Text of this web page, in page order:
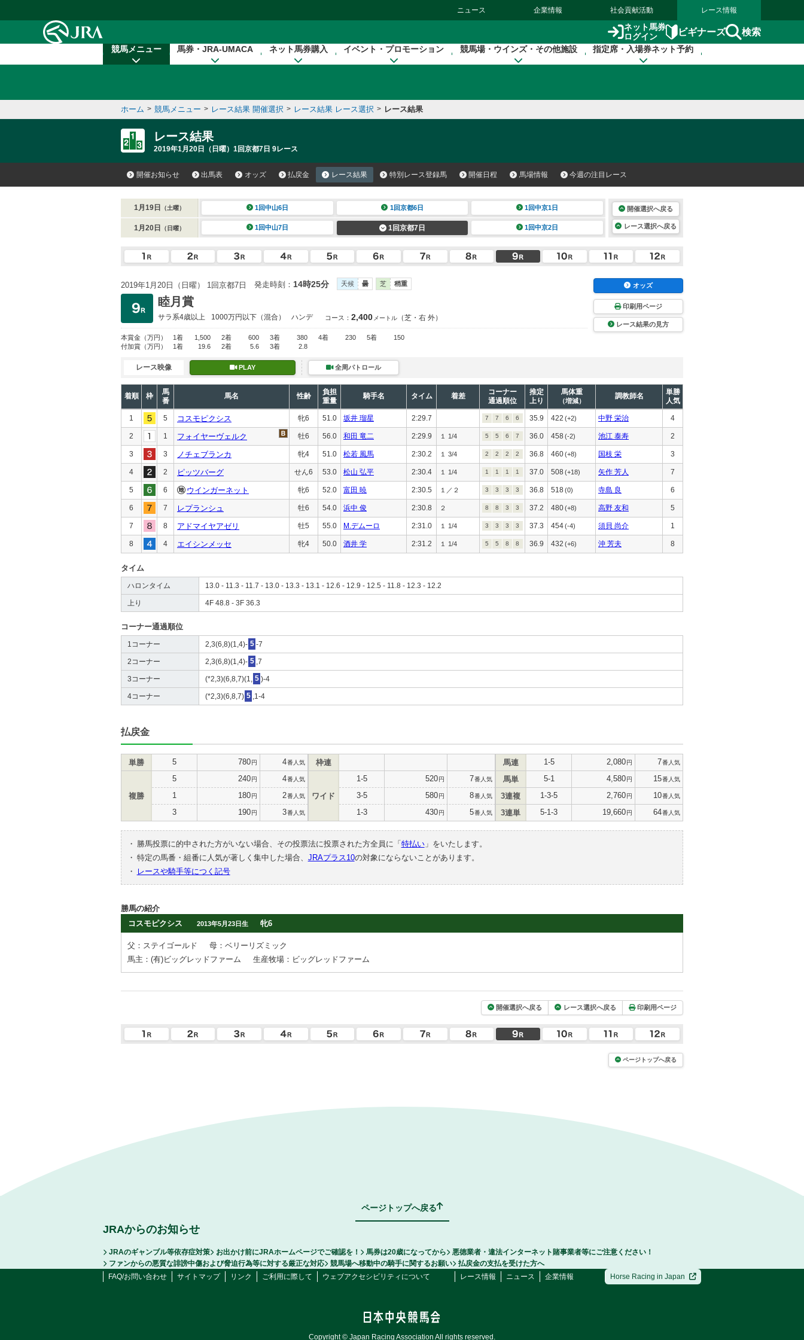
ニュース 企業情報 社会貢献活動 レース情報
ネット馬券
ログイン
ビギナーズ 検索
競馬メニュー 馬券・JRA-UMACA ネット馬券購入 イベント・プロモーション 競馬場・ウインズ・その他施設 指定席・入場券ネット予約
ホーム > 競馬メニュー > レース結果 開催選択 > レース結果 レース選択 > レース結果
レース結果
2019年1月20日（日曜）1回京都7日 9レース
開催お知らせ 出馬表 オッズ 払戻金 レース結果 特別レース登録馬 開催日程 馬場情報 今週の注目レース
1月19日 （土曜） 1回中山6日 1回京都6日 1回中京1日
1月20日 （日曜） 1回中山7日 1回京都7日 1回中京2日
開催選択へ戻る
レース選択へ戻る
2019年1月20日（日曜） 1回京都7日 発走時刻： 14時25分 天候 曇 芝 稍重
睦月賞
サラ系4歳以上 1000万円以下 （混合） ハンデ コース： 2,400 メートル （芝・右 外）
本賞金 （万円） 1着 1,500 2着 600 3着 380 4着 230 5着
150
付加賞 （万円） 1着 19.6 2着 5.6 3着 2.8
オッズ
印刷用ページ
レース結果の見方
レース映像 PLAY 全周パトロール
着順 枠
馬
番
馬名 性齢
負担
重量
騎手名 タイム 着差
コーナー
通過順位
推定
上り
馬体重
（増減）
調教師名
単勝
人気
1 5 コスモピクシス 牝6 51.0 坂井 瑠星 2:29.7 7 7 6 6 35.9 422 (+2) 中野 栄治 4
2 1 フォイヤーヴェルク 牡6 56.0 和田 竜二 2:29.9 １ 1/4 5 5 6 7 36.0 458 (-2) 池江 泰寿 2
3 3 ノチェブランカ 牝4 51.0 松若 風馬 2:30.2 １ 3/4 2 2 2 2 36.8 460(+8) 国枝 栄 3
4 2 ピッツバーグ せん6 53.0 松山 弘平 2:30.4 １ 1/4 1 1 1 1 37.0 508 (+18) 矢作 芳人 7
5 6 ウインガーネット 牝6 52.0 富田 暁 2:30.5 １／２ 3 3 3 3 36.8 518(0) 寺島 良 6
6 7 レプランシュ 牡6 54.0 浜中 俊 2:30.8 ２ 8 8 3 3 37.2 480(+8) 高野 友和 5
7 8 アドマイヤアゼリ 牡5 55.0 M.デムーロ 2:31.0 １ 1/4 3 3 3 3 37.3 454(-4) 須貝 尚介 1
8 4 エイシンメッセ 牝4 50.0 酒井 学 2:31.2 １ 1/4 5 5 8 8 36.9 432 (+6) 沖 芳夫 8
タイム
ハロンタイム 13.0 - 11.3 - 11.7 - 13.0 - 13.3 - 13.1 - 12.6 - 12.9 - 12.5 - 11.8 - 12.3 - 12.2
上り 4F 48.8 - 3F 36.3
コーナー通過順位
1コーナー 2,3(6,8)(1,4)- 5 -7
2コーナー 2,3(6,8)(1,4)- 5 ,7
3コーナー (*2,3)(6,8,7)(1, 5 )-4
4コーナー (*2,3)(6,8,7) 5 ,1-4
払戻金
単勝 5 780円 4番人気
複勝
5 240円 4番人気
1 180円 2番人気
3 190円 3番人気
枠連
ワイド
1-5 520円 7番人気
3-5 580円 8番人気
1-3 430円 5番人気
馬連 1-5 2,080円 7番人気
馬単 5-1 4,580円 15番人気
3連複 1-3-5 2,760円 10番人気
3連単 5-1-3 19,660円 64番人気
・ 勝馬投票に的中された方がいない場合、その投票法に投票された方全員に「 特払い」をいたします。
・ 特定の馬番・組番に人気が著しく集中した場合、 JRAプラス10の対象にならないことがあります。
・
レースや騎手等につく記号
勝馬の紹介
コスモピクシス
2013年5月23日生 牝6
父：ステイゴールド
母：ベリーリズミック
馬主：(有)ビッグレッドファーム
生産牧場：ビッグレッドファーム
開催選択へ戻る レース選択へ戻る 印刷用ページ
ページトップへ戻る
ページトップへ戻る
JRAからのお知らせ
JRAのギャンブル等依存症対策 お出かけ前にJRAホームページでご確認を！ 馬券は20歳になってから
悪徳業者・違法インターネット賭事業者等にご注意ください！
ファンからの悪質な誹謗中傷および脅迫行為等に対する厳正な対応
競馬場へ移動中の騎手に関するお願い
払戻金の支払を受けた方へ
FAQ/お問い合わせ
サイトマップ リンク ご利用に際して ウェブアクセシビリティについて レース情報 ニュース 企業情報 Horse Racing in Japan
Copyright © Japan Racing Association All rights reserved.